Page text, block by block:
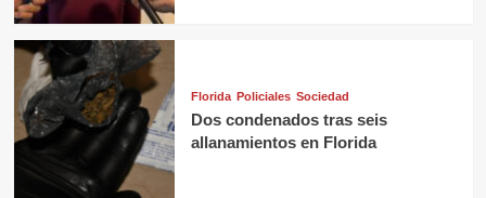
Florida Policiales Sociedad
Dos condenados tras seis
allanamientos en Florida